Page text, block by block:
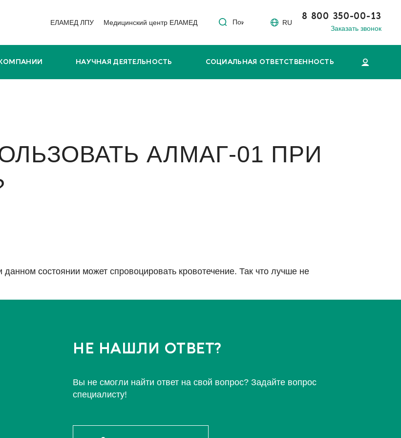
ЕЛАМЕД ЛПУ Медицинский центр ЕЛАМЕД Поиск RU
8 800 350-00-13
Заказать звонок
НАУЧНАЯ ДЕЯТЕЛЬНОСТЬ СОЦИАЛЬНАЯ ОТВЕТСТВЕННОСТЬ
АЛМАГ-01 ПРИ
состоянии может спровоцировать кровотечение. Так что лучше не
НЕ НАШЛИ ОТВЕТ?
Вы не смогли найти ответ на свой вопрос? Задайте вопрос
специалисту!